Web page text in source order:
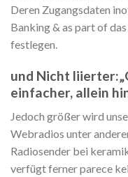
Deren Zugangsdaten
Banking & as part of
festlegen.
und Nicht
einfacher, allein
Jedoch größer wird
Webradios unter
Radiosender bei
verfügt ferner parece